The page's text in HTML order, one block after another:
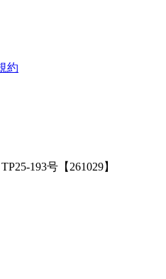
約
193号【261029】